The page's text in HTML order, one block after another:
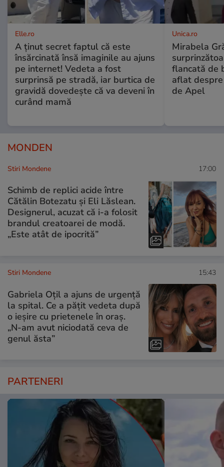
Elle.ro
A ținut secret faptul că este
însărcinată însă imaginile au ajuns
pe internet! Vedeta a fost
surprinsă pe stradă, iar burtica de
gravidă dovedește că va deveni în
curând mamă
Unica.ro
Mirabela
flancată de
aflat
de Apel
MONDEN
Stiri Mondene 17:00
Schimb de replici acide între
Cătălin Botezatu și Eli Lăslean.
Designerul, acuzat că i-a folosit
brandul creatoarei de modă.
„Este atât de ipocrită”
Stiri Mondene 15:43
Gabriela Oțil a ajuns de urgență
la spital. Ce a pățit vedeta după
o ieșire cu prietenele în oraș.
„N-am avut niciodată ceva de
genul ăsta”
PARTENERI